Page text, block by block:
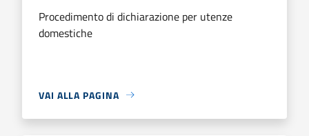
Procedimento di dichiarazione per utenze
domestiche
VAI ALLA PAGINA